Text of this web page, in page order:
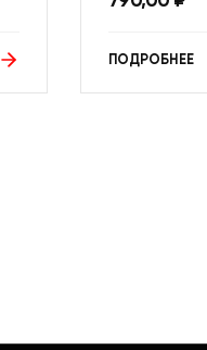
ПОДРОБНЕЕ